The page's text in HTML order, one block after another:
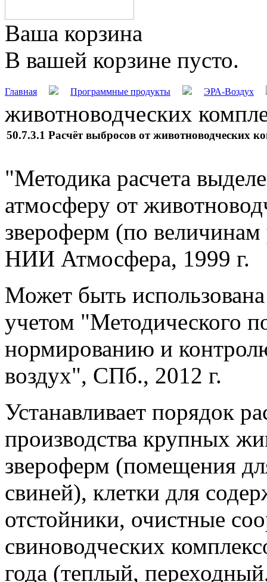
Ваша корзина
В вашей корзине пусто.
Главная Программные продукты ЭРА-Воздух
животноводческих
50.7.3.1 Расчёт выбросов от животноводческих
"Методика расчета
атмосферу от
звероферм (по
НИИ Атмосфера, 1999 г.
Может быть
учетом "Методического
нормированию и
воздух", СПб., 2012 г.
Устанавливает порядок
производства крупных
звероферм (помещения
свиней), клетки для
отстойники, очистные
свиноводческих
года (теплый,